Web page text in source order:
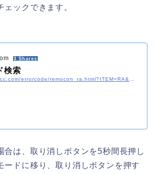
ェックできます。
3 Shares
検索
合は、取り消しボタンを5秒間長押し
ードに移り、取り消しボタンを押す